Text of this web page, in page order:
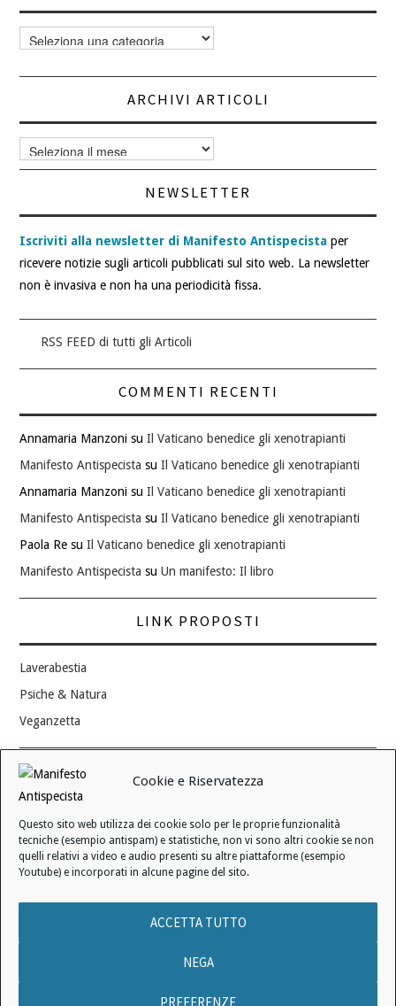
Cookie e Riservatezza
Questo sito web utilizza dei cookie solo per le proprie funzionalità
tecniche (esempio antispam) e statistiche, non vi sono altri cookie se non
quelli relativi a video e audio presenti su altre piattaforme (esempio
Youtube) e incorporati in alcune pagine del sito.
ACCETTA TUTTO
NEGA
PREFERENZE
Categorie
articoli
ARCHIVI ARTICOLI
Archivi
articoli
NEWSLETTER
Iscriviti alla newsletter di Manifesto Antispecista per
ricevere notizie sugli articoli pubblicati sul sito web. La newsletter
non è invasiva e non ha una periodicità fissa.
RSS FEED di tutti gli Articoli
COMMENTI RECENTI
Annamaria Manzoni suIl Vaticano benedice gli xenotrapianti
Manifesto Antispecista suIl Vaticano benedice gli xenotrapianti
Annamaria Manzoni suIl Vaticano benedice gli xenotrapianti
Manifesto Antispecista suIl Vaticano benedice gli xenotrapianti
Paola Re suIl Vaticano benedice gli xenotrapianti
Manifesto Antispecista suUn manifesto: Il libro
LINK PROPOSTI
Laverabestia
Psiche & Natura
Veganzetta
Modifica consenso ai cookie
REVOCA IL TUO CONSENSO
Stato attuale: Negato
INFORMATIVA SUI COOKIE|